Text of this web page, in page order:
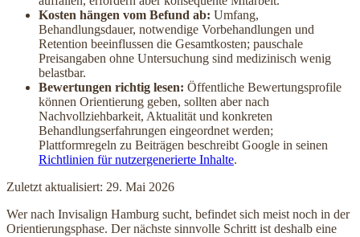
Kosten hängen vom Befund ab: Umfang,
Behandlungsdauer, notwendige Vorbehandlungen und
Retention beeinflussen die Gesamtkosten; pauschale
Preisangaben ohne Untersuchung sind medizinisch wenig
belastbar.
Bewertungen richtig lesen: Öffentliche Bewertungsprofile
können Orientierung geben, sollten aber nach
Nachvollziehbarkeit, Aktualität und konkreten
Behandlungserfahrungen eingeordnet werden;
Plattformregeln zu Beiträgen beschreibt Google in seinen
Richtlinien für nutzergenerierte Inhalte.
Zuletzt aktualisiert: 29. Mai 2026
Wer nach Invisalign Hamburg sucht, befindet sich meist noch in der
Orientierungsphase. Der nächste sinnvolle Schritt ist deshalb eine